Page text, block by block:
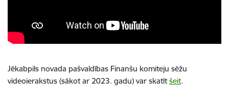
Jēkabpils novada pašvaldības Finanšu komiteju sēžu
videoierakstus (sākot ar 2023. gadu) var skatītšeit.